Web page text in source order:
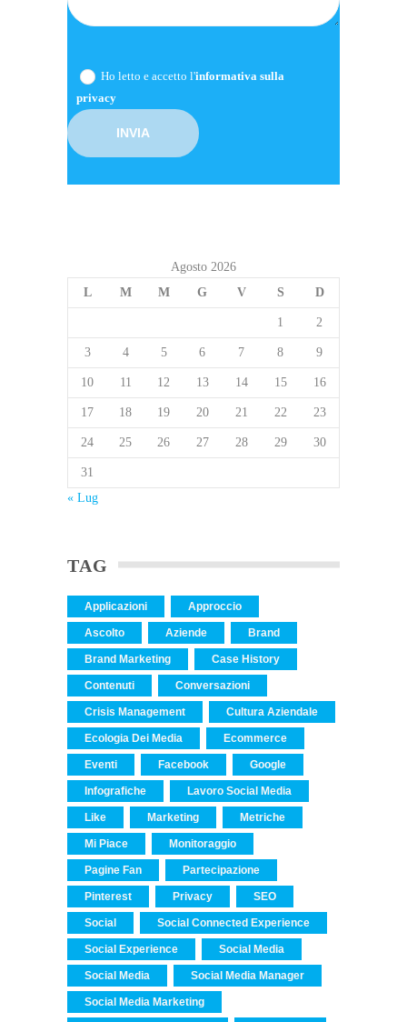
Ho letto e accetto l'informativa sulla
privacy
Agosto 2026
L
M M G V S D
1 2
3 4 5 6 7 8 9
10 11 12 13 14 15 16
17 18 19 20 21 22 23
24 25 26 27 28 29 30
31
« Lug
TAG
Applicazioni Approccio
Ascolto Aziende Brand
Brand Marketing Case History
Contenuti Conversazioni
Crisis Management Cultura Aziendale
Ecologia Dei Media Ecommerce
Eventi Facebook Google
Infografiche Lavoro Social Media
Like Marketing Metriche
Mi Piace Monitoraggio
Pagine Fan Partecipazione
Pinterest Privacy SEO
Social Social Connected Experience
Social Experience Social Media
Social Media Social Media Manager
Social Media Marketing